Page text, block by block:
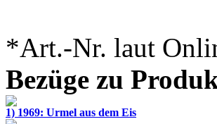
*Art.-Nr. laut
Bezüge zu
1) 1969: Urmel aus dem Eis